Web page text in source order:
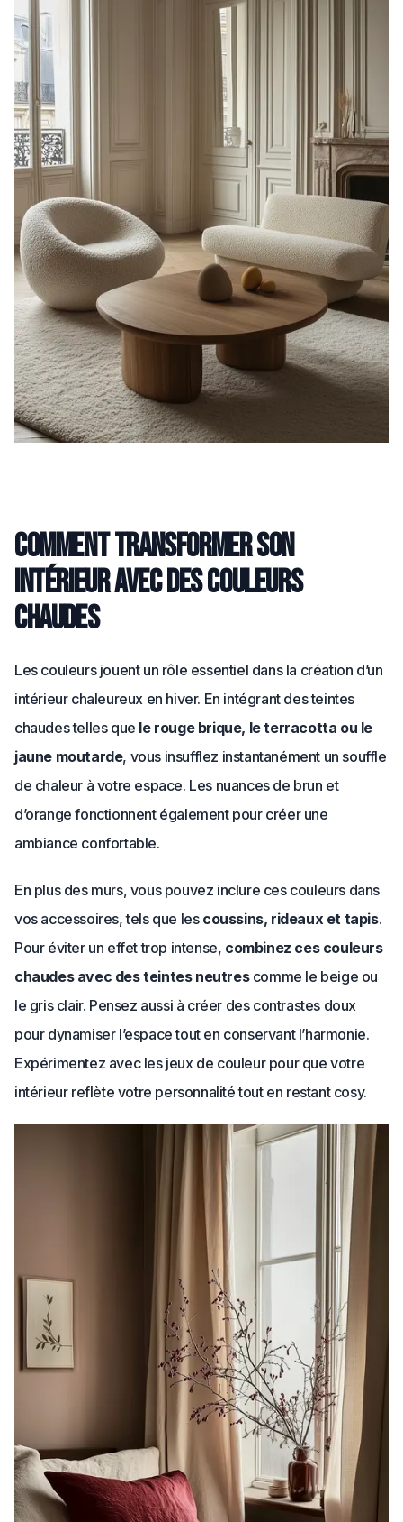
Comment transformer son
intérieur avec des couleurs
chaudes
Les couleurs jouent un rôle essentiel dans la création d’un
intérieur chaleureux en hiver. En intégrant des teintes
chaudes telles que le rouge brique, le terracotta ou le
jaune moutarde, vous insufflez instantanément un souffle
de chaleur à votre espace. Les nuances de brun et
d’orange fonctionnent également pour créer une
ambiance confortable.
En plus des murs, vous pouvez inclure ces couleurs dans
vos accessoires, tels que les coussins, rideaux et tapis.
Pour éviter un effet trop intense, combinez ces couleurs
chaudes avec des teintes neutrescomme le beige ou
le gris clair. Pensez aussi à créer des contrastes doux
pour dynamiser l’espace tout en conservant l’harmonie.
Expérimentez avec les jeux de couleur pour que votre
intérieur reflète votre personnalité tout en restant cosy.